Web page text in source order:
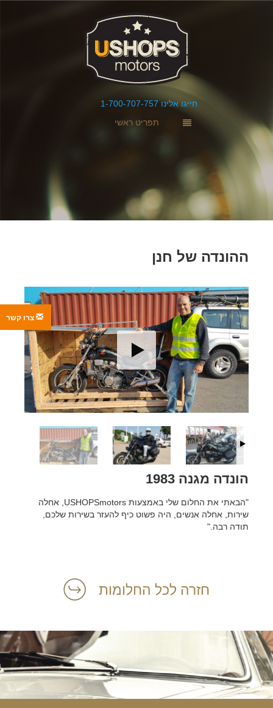
חייגו אלינו 1-700-707-757
תפריט ראשי
ההונדה של חנן
הונדה מגנה 1983
"הבאתי את החלום שלי באמצעות USHOPSmotors, אחלה
שירות, אחלה אנשים, היה פשוט כיף להעזר בשירות שלכם,
תודה רבה."
חזרה לכל החלומות
צרו קשר